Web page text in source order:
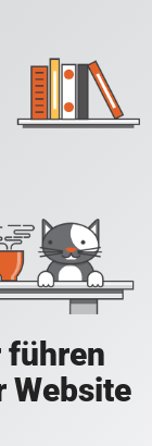
führen
Website